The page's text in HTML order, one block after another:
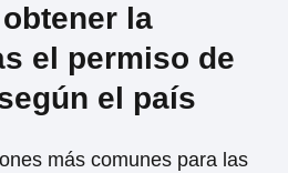
la
el permiso de
el país
más comunes para las